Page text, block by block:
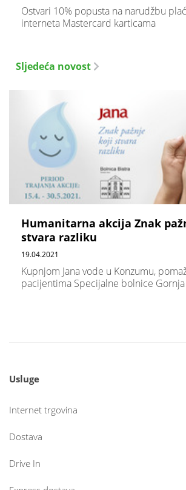
Ostvari 10% popusta na narudžbu
interneta Mastercard karticama
Sljedeća novost
Humanitarna akcija Znak
stvara razliku
19.04.2021
Kupnjom Jana vode u Konzumu,
pacijentima Specijalne bolnice
Usluge
Internet trgovina
Dostava
Drive In